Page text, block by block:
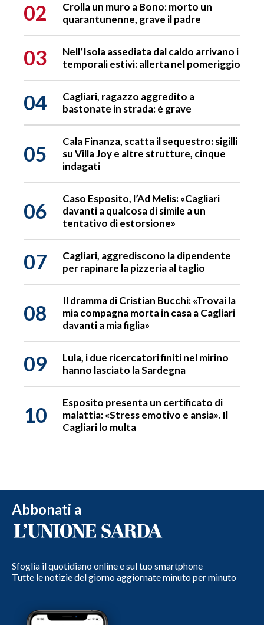
02
Crolla un muro a Bono: morto un
quarantunenne, grave il padre
03
Nell’Isola assediata dal caldo arrivano i
temporali estivi: allerta nel pomeriggio
04
Cagliari, ragazzo aggredito a
bastonate in strada: è grave
05
Cala Finanza, scatta il sequestro: sigilli
su Villa Joy e altre strutture, cinque
indagati
06
Caso Esposito, l’Ad Melis: «Cagliari
davanti a qualcosa di simile a un
tentativo di estorsione»
07
Cagliari, aggrediscono la dipendente
per rapinare la pizzeria al taglio
08
Il dramma di Cristian Bucchi: «Trovai la
mia compagna morta in casa a Cagliari
davanti a mia figlia»
09
Lula, i due ricercatori finiti nel mirino
hanno lasciato la Sardegna
10
Esposito presenta un certificato di
malattia: «Stress emotivo e ansia». Il
Cagliari lo multa
Abbonati a
Sfoglia il quotidiano online e sul tuo smartphone
Tutte le notizie del giorno aggiornate minuto per minuto